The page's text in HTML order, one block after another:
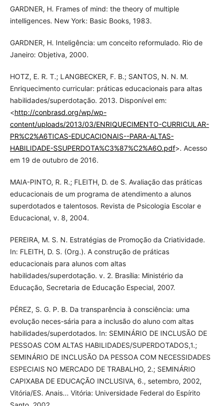
GARDNER, H. Frames of mind: the theory of multiple
intelligences. New York: Basic Books, 1983.
GARDNER, H. Inteligência: um conceito reformulado. Rio de
Janeiro: Objetiva, 2000.
HOTZ, E. R. T.; LANGBECKER, F. B.; SANTOS, N. N. M.
Enriquecimento curricular: práticas educacionais para altas
habilidades/superdotação. 2013. Disponível em:
<http://conbrasd.org/wp/wp-
content/uploads/2013/03/ENRIQUECIMENTO-CURRICULAR-
PR%C2%A6TICAS-EDUCACIONAIS--PARA-ALTAS-
HABILIDADE-SSUPERDOTA%C3%87%C2%A6O.pdf>. Acesso
em 19 de outubro de 2016.
MAIA-PINTO, R. R.; FLEITH, D. de S. Avaliação das práticas
educacionais de um programa de atendimento a alunos
superdotados e talentosos. Revista de Psicologia Escolar e
Educacional, v. 8, 2004.
PEREIRA, M. S. N. Estratégias de Promoção da Criatividade.
In: FLEITH, D. S. (Org.). A construção de práticas
educacionais para alunos com altas
habilidades/superdotação. v. 2. Brasília: Ministério da
Educação, Secretaria de Educação Especial, 2007.
PÉREZ, S. G. P. B. Da transparência à consciência: uma
evolução neces-sária para a inclusão do aluno com altas
habilidades/superdotados. In: SEMINÁRIO DE INCLUSÃO DE
PESSOAS COM ALTAS HABILIDADES/SUPERDOTADOS,1.;
SEMINÁRIO DE INCLUSÃO DA PESSOA COM NECESSIDADES
ESPECIAIS NO MERCADO DE TRABALHO, 2.; SEMINÁRIO
CAPIXABA DE EDUCAÇÃO INCLUSIVA, 6., setembro, 2002,
Vitória/ES. Anais... Vitória: Universidade Federal do Espírito